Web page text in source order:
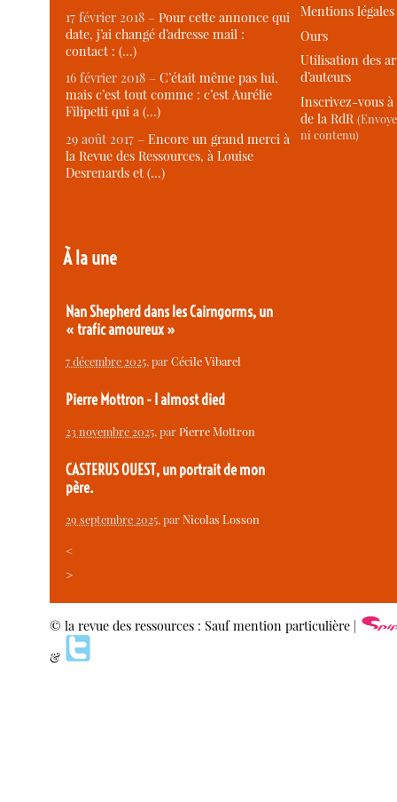
17 février 2018 –Pour cette annonce qui
date, j’ai changé d’adresse mail :
contact : (…)
16 février 2018 –C’était même pas lui,
mais c’est tout comme : c’est Aurélie
Filipetti qui a (…)
29 août 2017 –Encore un grand merci à
la Revue des Ressources, à Louise
Desrenards et (…)
À la une
Nan Shepherd dans les Cairngorms, un
« trafic amoureux »
7 décembre 2025, parCécile Vibarel
Pierre Mottron - I almost died
23 novembre 2025, parPierre Mottron
CASTERUS OUEST, un portrait de mon
père.
29 septembre 2025, parNicolas Losson
<
>
Mentions légales
Ours
Utilisation des
d’auteurs
Inscrivez-vous
de la RdR
ni contenu)
© la revue des ressources : Sauf mention particulière |
&